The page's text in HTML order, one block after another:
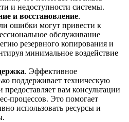
и недоступности системы.
и восстановление.
ошибки могут привести к
обслуживание
резервного копирования и
минимальное воздействие
. Эффективное
поддерживает техническую
вам консультации
процессов. Это помогает
использовать ресурсы и